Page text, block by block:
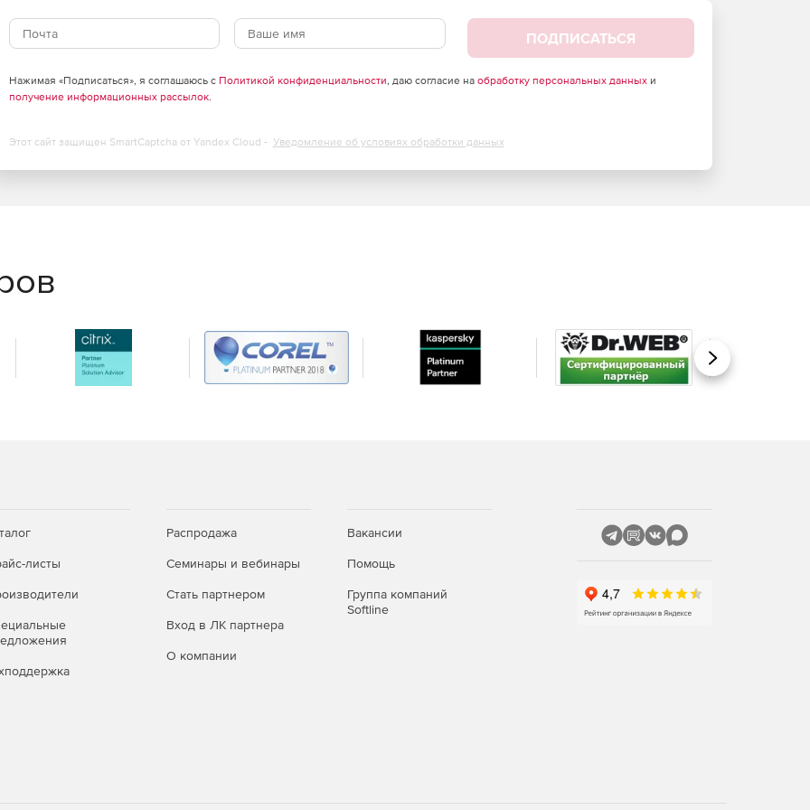
POP3.
ПОДПИСАТЬСЯ
Нажимая «Подписаться», я соглашаюсь с Политикой конфиденциальности, даю согласие на обработку персональных данныхи
получение информационных рассылок.
Этот сайт защищен SmartCaptcha от Yandex Cloud - Уведомление об условиях обработки данных
Вперед
листы
Распродажа
Семинары и вебинары
Стать партнером
Вход в ЛК партнера
О компании
Вакансии
Помощь
Группа компаний
Softline